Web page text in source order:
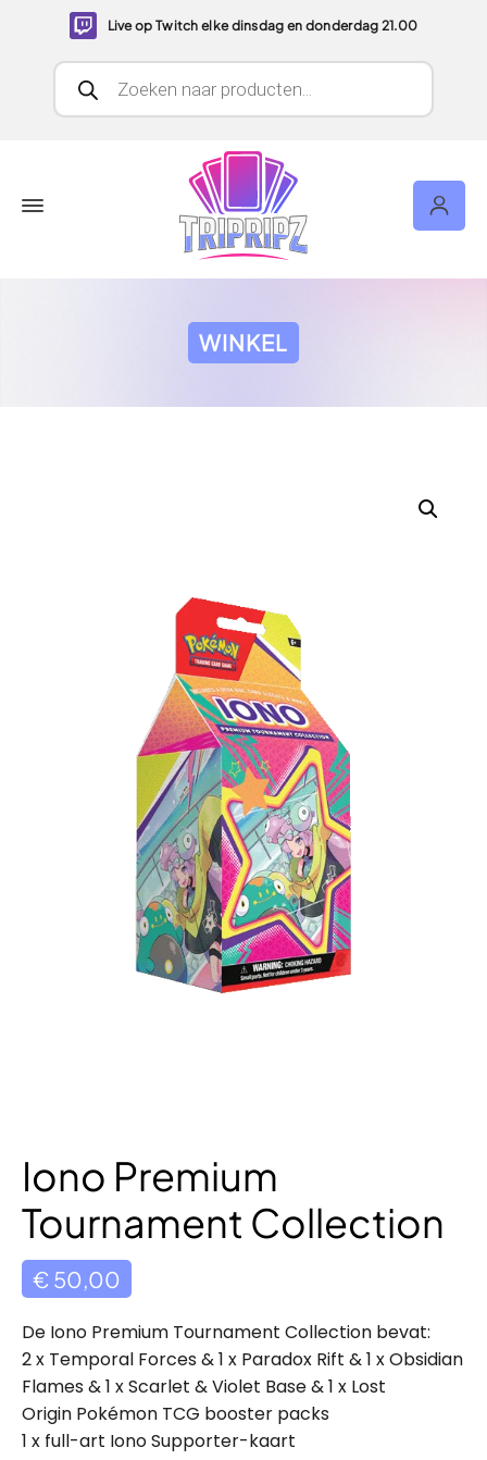
Live op Twitch elke dinsdag en donderdag 21.00
Producten zoeken
WINKEL
Iono Premium
Tournament Collection
€ 50,00
De Iono Premium Tournament Collection bevat:
2 x Temporal Forces & 1 x Paradox Rift & 1 x Obsidian
Flames & 1 x Scarlet & Violet Base & 1 x Lost
Origin Pokémon TCG booster packs
1 x full-art Iono Supporter-kaart